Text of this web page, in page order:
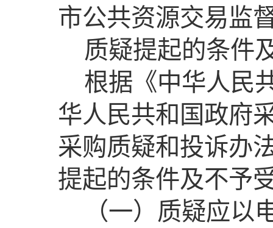
市公共资源交易监
质疑提起的条件
根据《中华人民
华人民共和国政府
采购质疑和投诉办
提起的条件及不予
（一）质疑应以